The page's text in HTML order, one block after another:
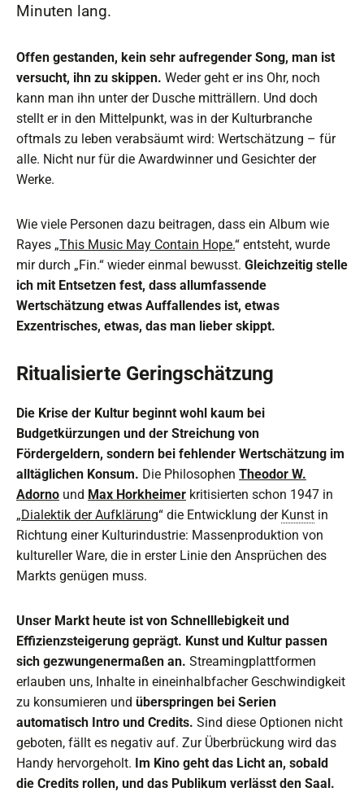
Minuten lang.
Offen gestanden, kein sehr aufregender Song, man ist
versucht, ihn zu skippen. Weder geht er ins Ohr, noch
kann man ihn unter der Dusche mitträllern. Und doch
stellt er in den Mittelpunkt, was in der Kulturbranche
oftmals zu leben verabsäumt wird: Wertschätzung – für
alle. Nicht nur für die Awardwinner und Gesichter der
Werke.
Wie viele Personen dazu beitragen, dass ein Album wie
Rayes „This Music May Contain Hope.“ entsteht, wurde
mir durch „Fin.“ wieder einmal bewusst. Gleichzeitig stelle
ich mit Entsetzen fest, dass allumfassende
Wertschätzung etwas Auffallendes ist, etwas
Exzentrisches, etwas, das man lieber skippt.
Ritualisierte Geringschätzung
Die Krise der Kultur beginnt wohl kaum bei
Budgetkürzungen und der Streichung von
Fördergeldern, sondern bei fehlender Wertschätzung im
alltäglichen Konsum. Die Philosophen Theodor W.
Adorno und Max Horkheimer kritisierten schon 1947 in
„Dialektik der Aufklärung“ die Entwicklung der Kunst in
Richtung einer Kulturindustrie: Massenproduktion von
kultureller Ware, die in erster Linie den Ansprüchen des
Markts genügen muss.
Unser Markt heute ist von Schnelllebigkeit und
Effizienzsteigerung geprägt. Kunst und Kultur passen
sich gezwungenermaßen an. Streamingplattformen
erlauben uns, Inhalte in eineinhalbfacher Geschwindigkeit
zu konsumieren und überspringen bei Serien
automatisch Intro und Credits. Sind diese Optionen nicht
geboten, fällt es negativ auf. Zur Überbrückung wird das
Handy hervorgeholt. Im Kino geht das Licht an, sobald
die Credits rollen, und das Publikum verlässt den Saal.